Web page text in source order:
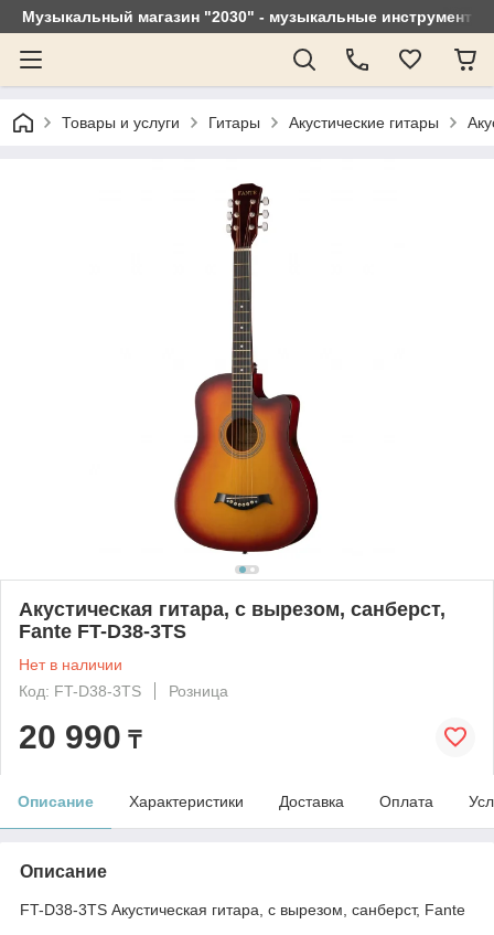
Музыкальный магазин "2030" - музыкальные
Товары и услуги Гитары Акустические гитары
Акустическая гитара, с вырезом, санберст,
Fante FT-D38-3TS
Нет в наличии
Код: FT-D38-3TS
Розница
20 990 ₸
Описание Характеристики Доставка Оплата
Описание
FT-D38-3TS Акустическая гитара, с вырезом, санберст, Fante